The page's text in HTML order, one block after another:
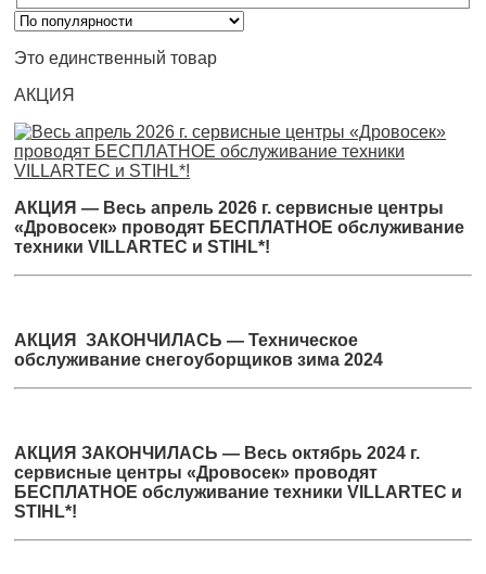
Это единственный товар
АКЦИЯ
АКЦИЯ — Весь апрель 2026 г. сервисные центры
«Дровосек» проводят БЕСПЛАТНОЕ обслуживание
техники VILLARTEC и STIHL*!
АКЦИЯ ЗАКОНЧИЛАСЬ — Техническое
обслуживание снегоуборщиков зима 2024
АКЦИЯ ЗАКОНЧИЛАСЬ — Весь октябрь 2024 г.
сервисные центры «Дровосек» проводят
БЕСПЛАТНОЕ обслуживание техники VILLARTEC и
STIHL*!